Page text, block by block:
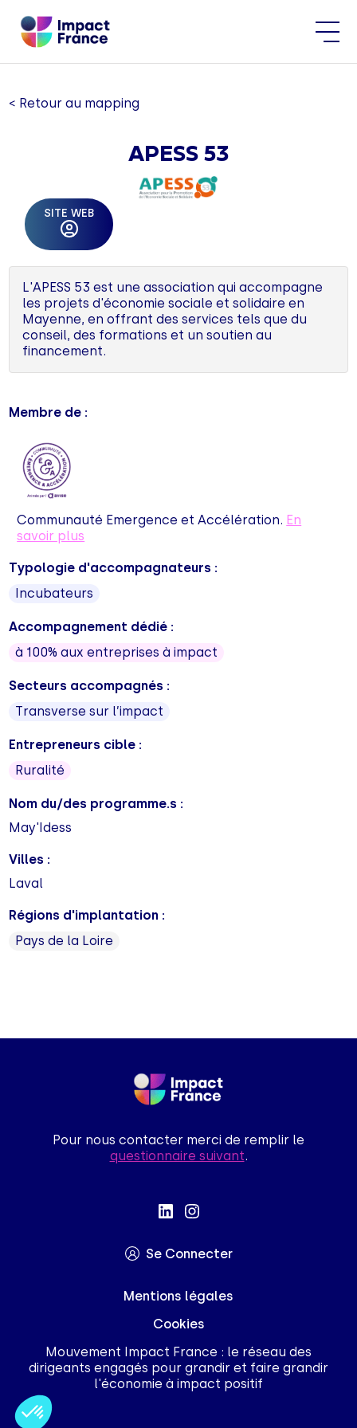
< Retour au mapping
APESS 53
SITE WEB
L'APESS 53 est une association qui accompagne
les projets d'économie sociale et solidaire en
Mayenne, en offrant des services tels que du
conseil, des formations et un soutien au
financement.
Membre de :
Communauté Emergence et Accélération. En
savoir plus
Typologie d'accompagnateurs :
Incubateurs
Accompagnement dédié :
à 100% aux entreprises à impact
Secteurs accompagnés :
Transverse sur l’impact
Entrepreneurs cible :
Ruralité
Nom du/des programme.s :
May'Idess
Villes :
Laval
Régions d'implantation :
Pays de la Loire
Pour nous contacter merci de remplir le
questionnaire suivant.
Se Connecter
Mentions légales
Cookies
Mouvement Impact France : le réseau des
dirigeants engagés pour grandir et faire grandir
l'économie à impact positif